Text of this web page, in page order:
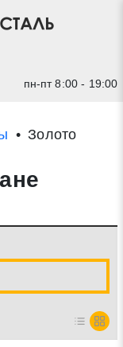
пн-пт 8:00 - 19:00
Золото